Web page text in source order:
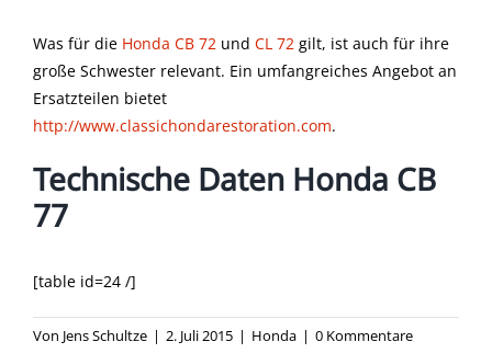
Was für die Honda CB 72 und CL 72 gilt, ist auch für ihre
große Schwester relevant. Ein umfangreiches Angebot an
Ersatzteilen bietet
http://www.classichondarestoration.com.
Technische Daten Honda CB
77
[table id=24 /]
Von Jens Schultze | 2. Juli 2015 | Honda | 0 Kommentare